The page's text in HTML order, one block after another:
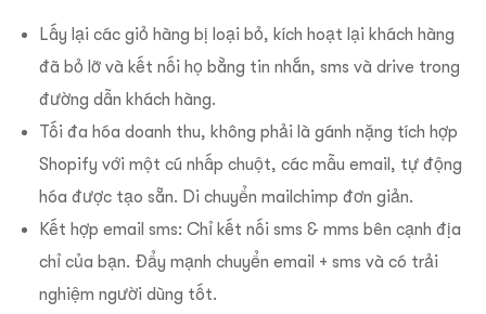
Lấy lại các giỏ hàng bị loại bỏ, kích hoạt lại khách hàng
đã bỏ lỡ và kết nối họ bằng tin nhắn, sms và drive trong
đường dẫn khách hàng.
Tối đa hóa doanh thu, không phải là gánh nặng tích hợp
Shopify với một cú nhấp chuột, các mẫu email, tự động
hóa được tạo sẵn. Di chuyển mailchimp đơn giản.
Kết hợp email sms: Chỉ kết nối sms & mms bên cạnh địa
chỉ của bạn. Đẩy mạnh chuyển email + sms và có trải
nghiệm người dùng tốt.